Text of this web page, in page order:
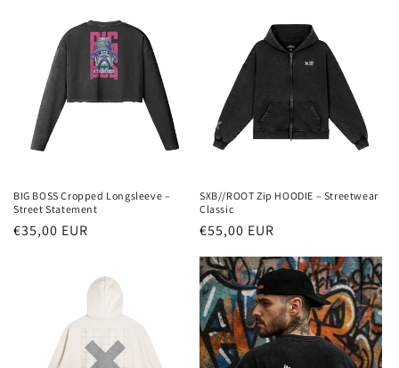
BIG BOSS Cropped Longsleeve –
Street Statement
Normaler
€35,00 EUR
SXB//ROOT Zip HOODIE – Streetwear
Classic
Normaler
Preis
€55,00 EUR